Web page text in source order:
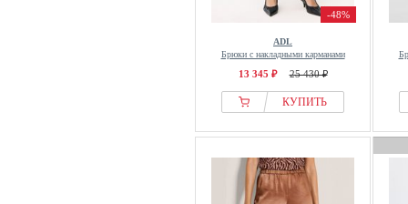
-48%
ADL
Брюки с накладными карманами
13 345 ₽ 25 430 ₽
КУПИТЬ